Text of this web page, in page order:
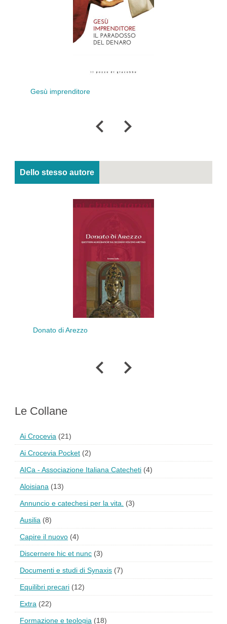
Gesù imprenditore
Dello stesso autore
Donato di Arezzo
Le Collane
Ai Crocevia (21)
Ai Crocevia Pocket (2)
AICa - Associazione Italiana Catecheti (4)
Aloisiana (13)
Annuncio e catechesi per la vita. (3)
Ausilia (8)
Capire il nuovo (4)
Discernere hic et nunc (3)
Documenti e studi di Synaxis (7)
Equilibri precari (12)
Extra (22)
Formazione e teologia (18)